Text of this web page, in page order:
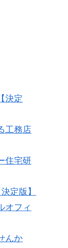
決定
工務店
住宅研
定版】
オフィ
んか